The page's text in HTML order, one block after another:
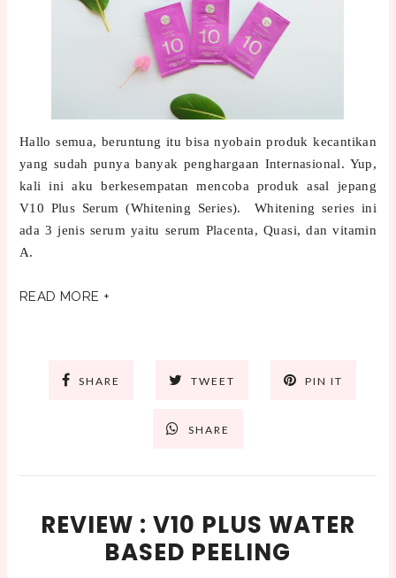
Hallo semua, beruntung itu bisa nyobain produk kecantikan
yang sudah punya banyak penghargaan Internasional. Yup,
kali ini aku berkesempatan mencoba produk asal jepang
V10 Plus Serum (Whitening Series). Whitening series ini
ada 3 jenis serum yaitu serum Placenta, Quasi, dan vitamin
A.
READ MORE +
SHARE TWEET PIN IT
SHARE
REVIEW : V10 PLUS WATER
BASED PEELING